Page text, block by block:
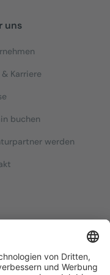
uns
Karriere
buchen
werden
Newsletter an, der Sie
auf dem